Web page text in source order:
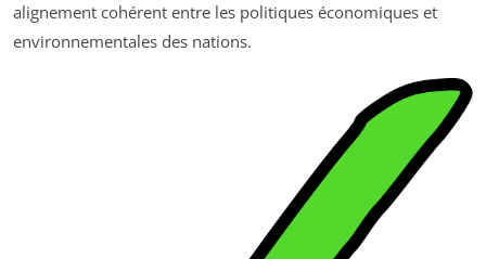
alignement cohérent entre les politiques économiques et
environnementales des nations.